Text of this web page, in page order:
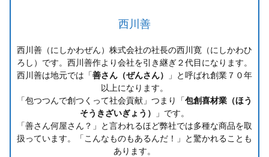
西川善
西川善（にしかわぜん）株式会社の社長の西川寛（にしかわひ
ろし）です。西川善作より会社を引き継ぎ２代目になります。
西川善は地元では「善さん（ぜんさん）
」と呼ばれ創業７０年
以上になります。
「包つつんで創つくって社会貢献」つまり「包創喜材業（ほう
そうきざいぎょう）
」です。
「善さん何屋さん？」と言われるほど弊社では多種な商品を取
扱っています。「こんなものもあるんだ！」と驚かれることも
あります。